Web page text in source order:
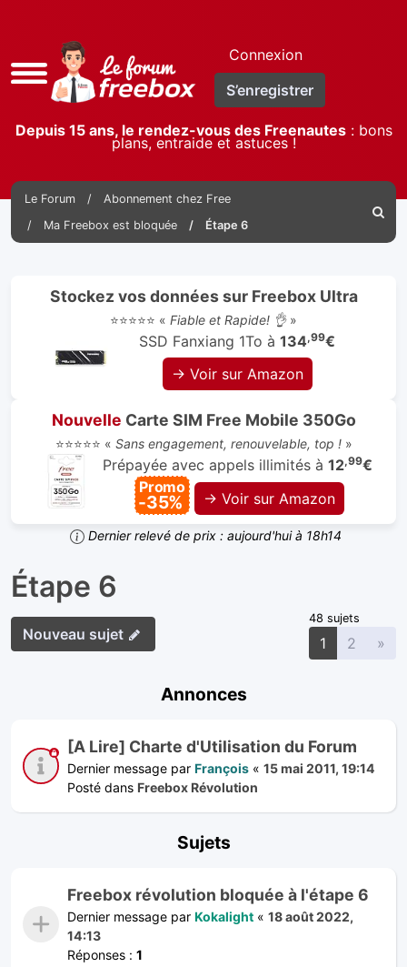
Accès
rapide
Connexion
S’enregistrer
Depuis 15 ans, le rendez-vous des Freenautes: bons
plans, entraide et astuces !
Le Forum
Abonnement chez Free
Ma Freebox est bloquée
Étape 6
Stockez vos données sur Freebox Ultra
⭐⭐⭐⭐⭐ « Fiable et Rapide! 👌»
SSD Fanxiang 1To à 134,99€
→ Voir sur Amazon
Nouvelle Carte SIM Free Mobile 350Go
⭐⭐⭐⭐⭐ « Sans engagement, renouvelable, top !»
Prépayée avec appels illimités à 12,99€
Promo
-35% → Voir sur Amazon
Dernier relevé de prix : aujourd'hui à 18h14
Étape 6
Nouveau sujet
48 sujets
1 2 »
Annonces
[A Lire] Charte d'Utilisation du Forum
Dernier message par François « 15 mai 2011, 19:14
Posté dans Freebox Révolution
Sujets
Freebox révolution bloquée à l'étape 6
Dernier message par Kokalight « 18 août 2022,
14:13
Réponses : 1